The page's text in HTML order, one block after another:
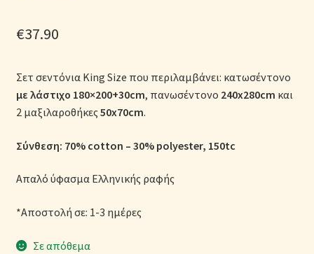
Όροι Χρήσης
Παπλώματα για Ζεστασιά & Άνεση
Παπλωματοθήκες
Πικέ Κουβέρτες
€37.90
Σετ σεντόνια King Size που περιλαμβάνει: κατωσέντονο
με λάστιχο 180×200+30cm, πανωσέντονο 240x280cm και
2 μαξιλαροθήκες50x70cm.
Σύνθεση: 70% cotton – 30% polyester, 150tc
Απαλό ύφασμα Ελληνικής ραφής
*Αποστολή σε: 1-3 ημέρες
Σε απόθεμα